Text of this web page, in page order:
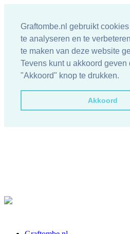
Graftombe.nl gebruikt
te analyseren en te
te maken van deze website
Tevens kunt u akkoord geven
"Akkoord" knop te drukken.
Akkoord